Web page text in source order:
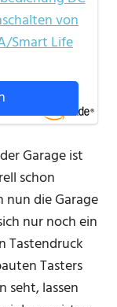
von
Smart Life
Garage ist
schon
die Garage
nur noch ein
Tastendruck
Tasters
seht, lassen